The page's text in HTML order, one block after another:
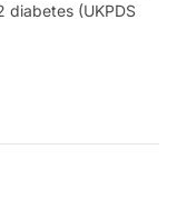
diabetes (UKPDS